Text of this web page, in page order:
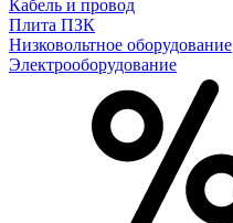
Кабель и провод
Плита ПЗК
Низковольтное оборудование
Электрооборудование